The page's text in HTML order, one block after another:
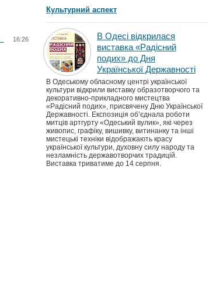
16:26
Культурний аспект
В Одесі відкрилася
виставка «Радісний
подих» до Дня
Української Державності
В Одеському обласному центрі української
культури відкрили виставку образотворчого та
декоративно-прикладного мистецтва
«Радісний подих», присвячену Дню Української
Державності. Експозиція об’єднала роботи
митців артгурту «Одеський вулик», які через
живопис, графіку, вишивку, витинанку та інші
мистецькі техніки відображають красу
української культури, духовну силу народу та
незламність державотворчих традицій.
Виставка триватиме до 14 серпня.